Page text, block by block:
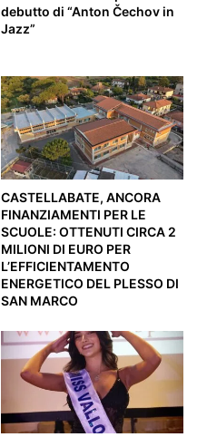
debutto di “Anton Čechov in
Jazz”
CASTELLABATE, ANCORA
FINANZIAMENTI PER LE
SCUOLE: OTTENUTI CIRCA 2
MILIONI DI EURO PER
L’EFFICIENTAMENTO
ENERGETICO DEL PLESSO DI
SAN MARCO